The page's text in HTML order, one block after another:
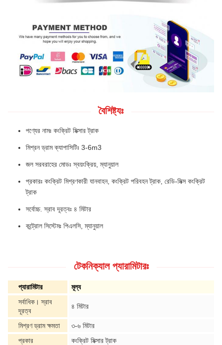
বৈশিষ্ট্যঃ
পণ্যের নামঃ কংক্রিট মিক্সার ট্রাক
মিশ্রন ড্রাম ক্যাপাসিটিঃ 3-6m3
জল সরবরাহের মোডঃ স্বয়ংক্রিয়, ম্যানুয়াল
প্রকারঃ কংক্রিট মিশ্রণকারী যানবাহন, কংক্রিট পরিবহন ট্রাক, রেডি-মিক্স কংক্রিট
ট্রাক
সর্বোচ্চ. স্রাব দূরত্বঃ ৪ মিটার
কন্ট্রোল সিস্টেমঃ পিএলসি, ম্যানুয়াল
টেকনিক্যাল প্যারামিটারঃ
প্যারামিটার
মূল্য
সর্বাধিক। স্রাব
দূরত্ব
৪ মিটার
মিশ্রণ ড্রাম ক্ষমতা
৩-৬ মিটার
প্রকার
কংক্রিট মিক্সার ট্রাক